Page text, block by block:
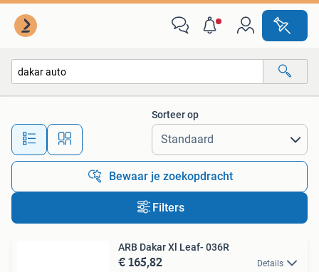
Alle afstanden…
Sorteer op
Bewaar je zoekopdracht
Filters
ARB Dakar Xl Leaf- 036R
€ 165,82 Details